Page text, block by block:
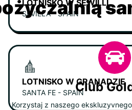
LOTNISKO W SEWILLI
SEVILLA - SPAIN
LOTNISKO W GRANADZIE
SANTA FE - SPAINClub
Korzystaj z naszego